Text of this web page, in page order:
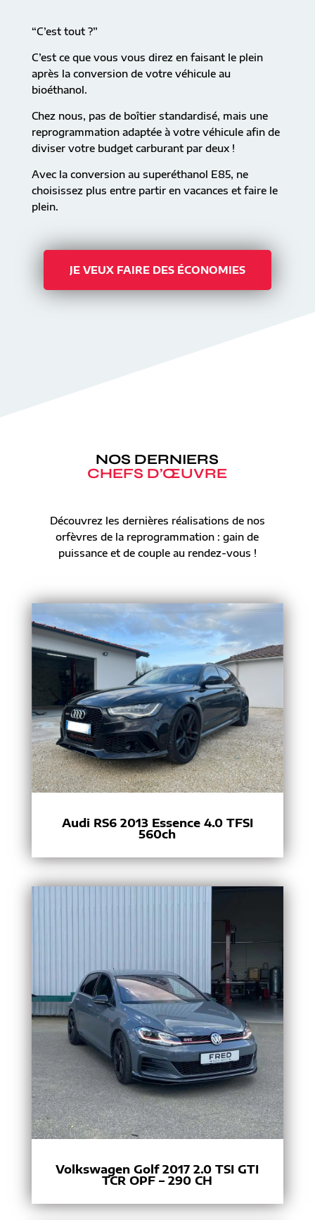
“C’est tout ?”
C’est ce que vous vous direz en faisant le plein
après la conversion de votre véhicule au
bioéthanol.
Chez nous, pas de boîtier standardisé, mais une
reprogrammation adaptée à votre véhicule afin de
diviser votre budget carburant par deux !
Avec la conversion au superéthanol E85, ne
choisissez plus entre partir en vacances et faire le
plein.
JE VEUX FAIRE DES ÉCONOMIES
NOS DERNIERS
CHEFS D’ŒUVRE
Découvrez les dernières réalisations de nos
orfèvres de la reprogrammation : gain de
puissance et de couple au rendez-vous !
Audi RS6 2013 Essence 4.0 TFSI
560ch
Volkswagen Golf 2017 2.0 TSI GTI
TCR OPF – 290 CH